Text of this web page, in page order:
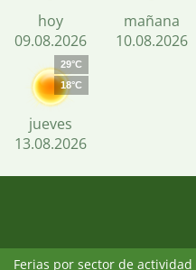
hoy
09.08.2026
mañana
10.08.2026
29°C
18°C
jueves
13.08.2026
Ferias por sector de actividad